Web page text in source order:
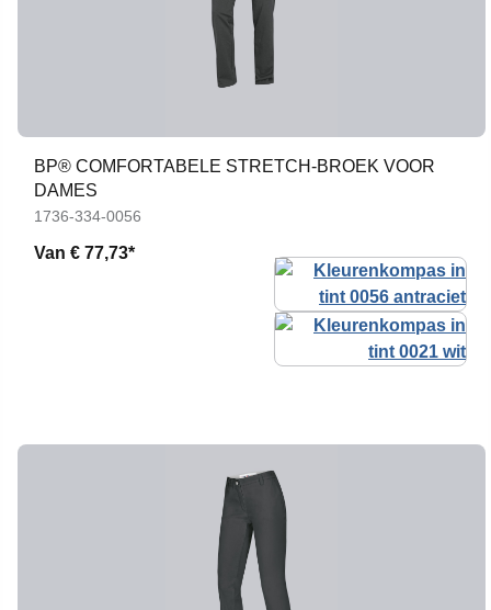
BP® COMFORTABELE STRETCH-BROEK VOOR
DAMES
1736-334-0056
Van € 77,73*